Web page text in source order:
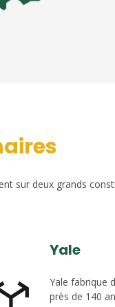
sur deux grands
Yale
Yale fabrique
près de 140